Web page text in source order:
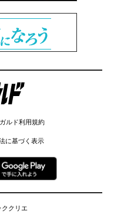
ルド利用規約
に基づく表示
ククリエ